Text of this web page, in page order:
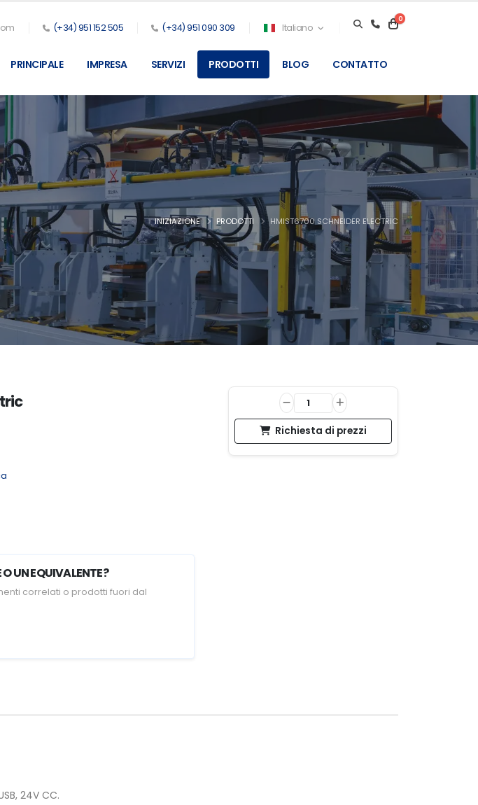
(+34) 951 152 505 (+34) 951 090 309 Italiano
0
PRINCIPALE IMPRESA SERVIZI PRODOTTI BLOG CONTATTO
INIZIAZIONE PRODOTTI HMIST6700 SCHNEIDER ELECTRIC
UN EQUIVALENTE?
correlati o prodotti fuori dal
Richiesta di prezzi
24V CC.